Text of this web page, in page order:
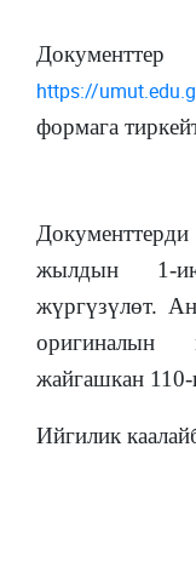
https://
формага
жылдын 1-
жүргүзүлөт.
оригиналын
жайгашкан 110-
Ийгилик